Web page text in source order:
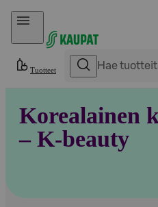
Hyppää sisältöön
Tuotteet
Korealainen
– K-beauty